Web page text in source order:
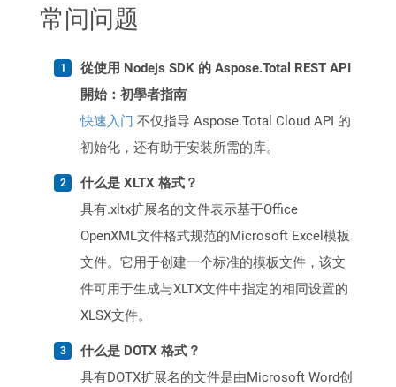
常问问题
從使用 Nodejs SDK 的 Aspose.Total REST API
開始：初學者指南
快速入门 不仅指导 Aspose.Total Cloud API 的
初始化，还有助于安装所需的库。
什么是 XLTX 格式？
具有.xltx扩展名的文件表示基于Office
OpenXML文件格式规范的Microsoft Excel模板
文件。它用于创建一个标准的模板文件，该文
件可用于生成与XLTX文件中指定的相同设置的
XLSX文件。
什么是 DOTX 格式？
具有DOTX扩展名的文件是由Microsoft Word创